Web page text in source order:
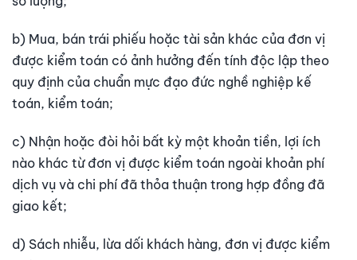
b) Mua, bán trái phiếu hoặc tài sản khác của đơn vị
được kiểm toán có ảnh hưởng đến tính độc lập theo
quy định của chuẩn mực đạo đức nghề nghiệp kế
toán, kiểm toán;
c) Nhận hoặc đòi hỏi bất kỳ một khoản tiền, lợi ích
nào khác từ đơn vị được kiểm toán ngoài khoản phí
dịch vụ và chi phí đã thỏa thuận trong hợp đồng đã
giao kết;
d) Sách nhiễu, lừa dối khách hàng, đơn vị được kiểm